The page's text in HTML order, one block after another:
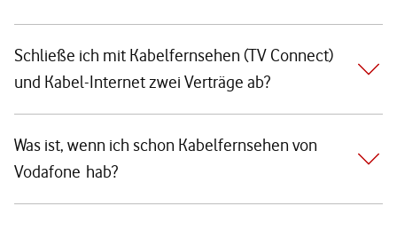
Schließe ich mit Kabelfernsehen (TV Connect)
und Kabel-Internet zwei Verträge ab?
Was ist, wenn ich schon Kabelfernsehen von
Vodafone hab?